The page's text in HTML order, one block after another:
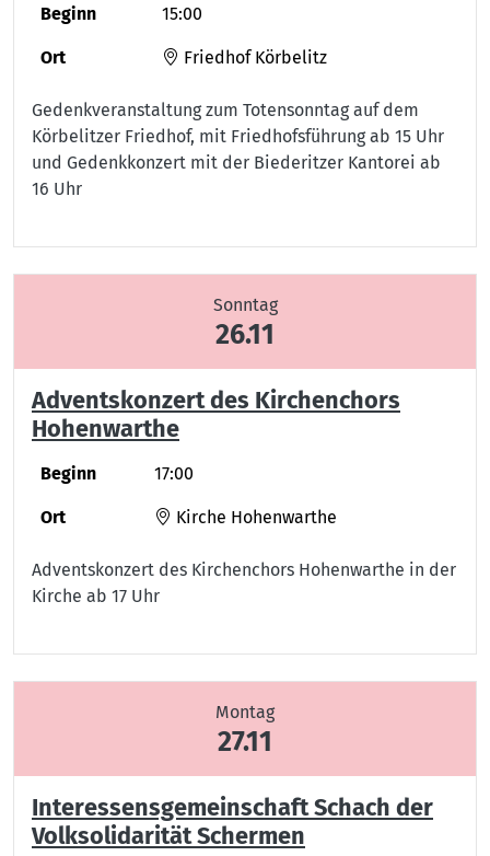
Beginn 15:00
Ort Friedhof Körbelitz
Gedenkveranstaltung zum Totensonntag auf dem
Körbelitzer Friedhof, mit Friedhofsführung ab 15 Uhr
und Gedenkkonzert mit der Biederitzer Kantorei ab
16 Uhr
Sonntag
26.11
Adventskonzert des Kirchenchors
Hohenwarthe
Beginn 17:00
Ort Kirche Hohenwarthe
Adventskonzert des Kirchenchors Hohenwarthe in der
Kirche ab 17 Uhr
Montag
27.11
Interessensgemeinschaft Schach der
Volksolidarität Schermen